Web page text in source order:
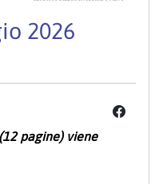
2026
pagine) viene